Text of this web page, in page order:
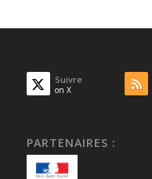
Suivre
on X
PARTENAIRES :